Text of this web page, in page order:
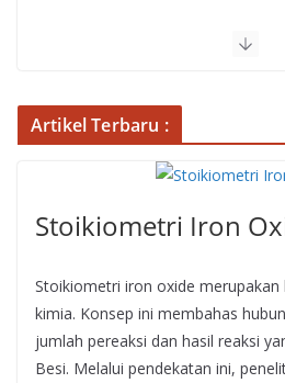
Artikel Terbaru :
Stoikiometri Iron
Stoikiometri iron oxide
kimia. Konsep ini membahas
jumlah pereaksi dan hasil reaksi
Besi. Melalui pendekatan ini,